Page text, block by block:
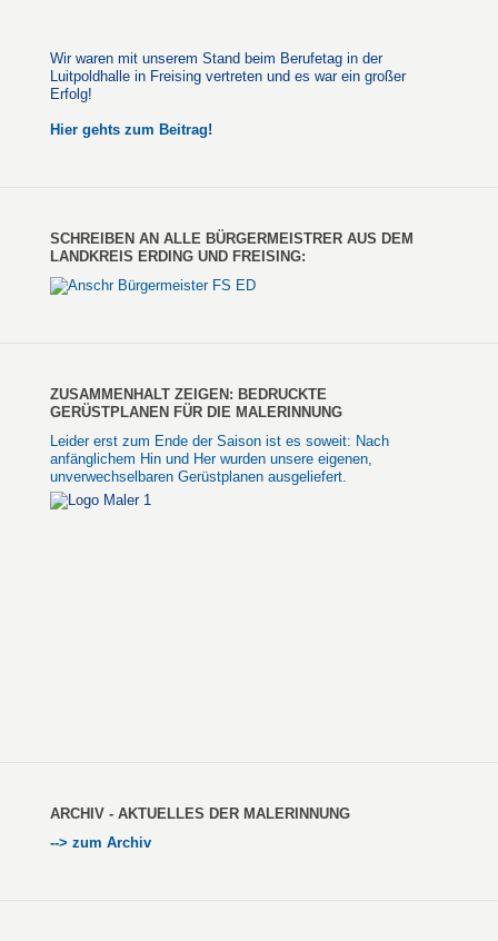
Wir waren mit unserem Stand beim Berufetag in der
Luitpoldhalle in Freising vertreten und es war ein großer
Erfolg!
Hier gehts zum Beitrag!
SCHREIBEN AN ALLE BÜRGERMEISTRER AUS DEM
LANDKREIS ERDING UND FREISING:
ZUSAMMENHALT ZEIGEN: BEDRUCKTE
GERÜSTPLANEN FÜR DIE MALERINNUNG
Leider erst zum Ende der Saison ist es soweit: Nach
anfänglichem Hin und Her wurden unsere eigenen,
unverwechselbaren Gerüstplanen ausgeliefert.
ARCHIV - AKTUELLES DER MALERINNUNG
--> zum Archiv